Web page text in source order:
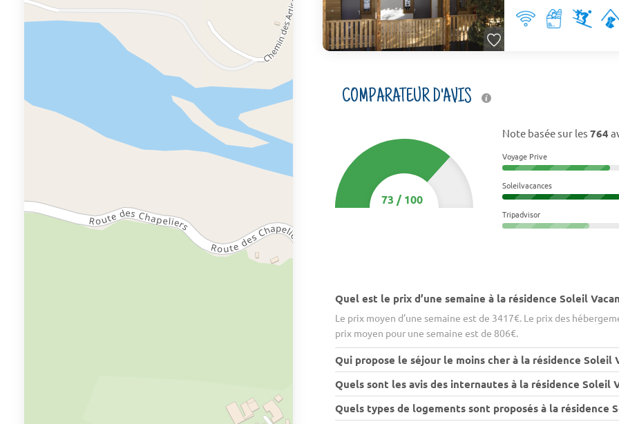
COMPARATEUR D'AVIS
73 /100
Note basée sur les764
Voyage Prive
Soleilvacances
Tripadvisor
Quel est le prix d’une semaine à la résidence Soleil
Le prix moyen d’une semaine est de 3417€. Le prix des
prix moyen pour une semaine est de 806€.
Qui propose le séjour le moins cher à la résidence Soleil
Quels sont les avis des internautes à la résidence Soleil
Quels types de logements sont proposés à la résidence